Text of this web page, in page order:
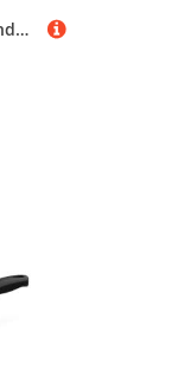
Zanetti Evolution Wok für Induktion, Durchmesser 28 cm, Pfanne mit Antihaftboden, hohe Dicke, bequemer Griff, Schwarz